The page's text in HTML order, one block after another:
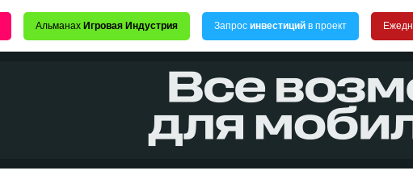
Альманах Игровая Индустрия Запрос инвестиций в проект